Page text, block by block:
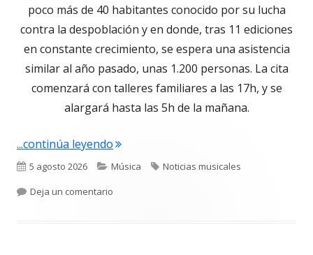
una
ventana
nueva
poco más de 40 habitantes conocido por su lucha
contra la despoblación y en donde, tras 11 ediciones
en constante crecimiento, se espera una asistencia
similar al año pasado, unas 1.200 personas. La cita
comenzará con talleres familiares a las 17h, y se
alargará hasta las 5h de la mañana.
...continúa leyendo"Este sábado el 12º Boina Fest
Publicado
el
5 agosto 2026 Categorías
Música Etiquetas
Noticias musicales
Deja un comentario